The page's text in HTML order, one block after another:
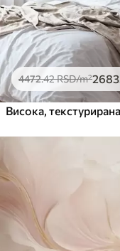
4472.42RSD/m²2683